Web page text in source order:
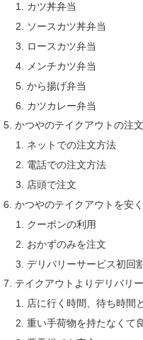
カツ丼弁当
ソースカツ丼弁当
ロースカツ弁当
メンチカツ弁当
から揚げ弁当
カツカレー弁当
かつやのテイクアウトの注
ネットでの注文方法
電話での注文方法
店頭で注文
かつやのテイクアウトを安
クーポンの利用
おかずのみを注文
デリバリーサービス初回
テイクアウトよりデリバリ
店に行く時間、待ち時間
重い手荷物を持たなくて